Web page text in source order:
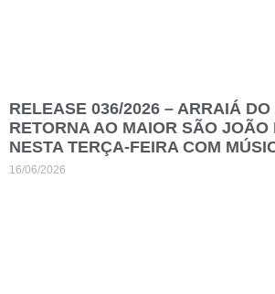
RELEASE 036/2026 – ARRAIÁ DO
RETORNA AO MAIOR SÃO JOÃO
NESTA TERÇA-FEIRA COM
16/06/2026